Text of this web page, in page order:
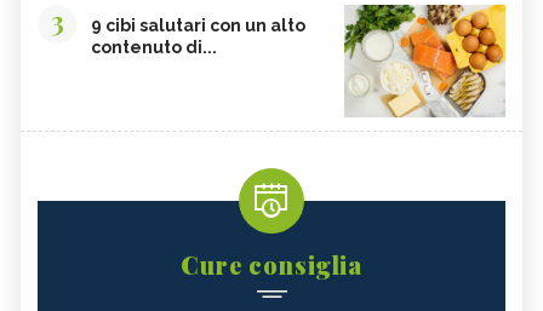
3
9 cibi salutari con un alto
contenuto di...
Cure consiglia